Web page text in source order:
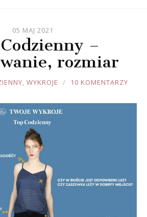
05 MAJ 2021
–
rozmiar
, WYKROJE 10 KOMENTARZY